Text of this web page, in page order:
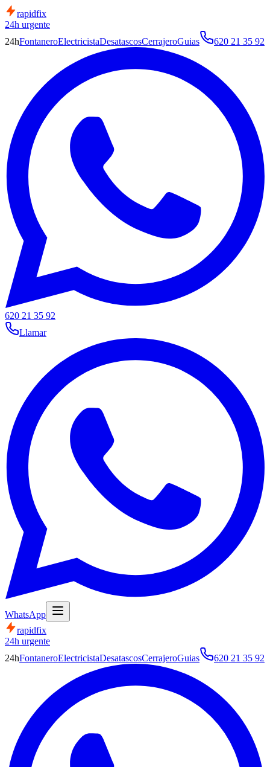
rapidfix
24h urgente
24hFontaneroElectricistaDesatascosCerrajeroGuias 620 21 35 92
620 21 35 92
Llamar
WhatsApp
rapidfix
24h urgente
24hFontaneroElectricistaDesatascosCerrajeroGuias 620 21 35 92